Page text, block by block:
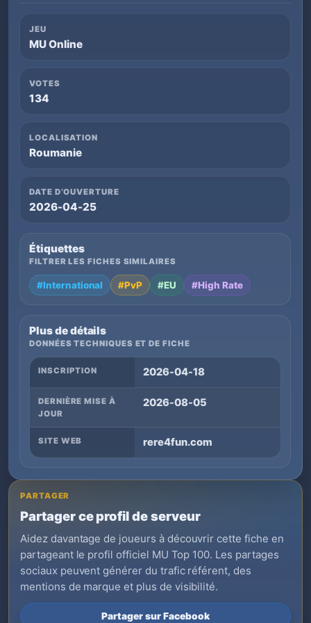
JEU
MU Online
VOTES
134
LOCALISATION
Roumanie
DATE D’OUVERTURE
2026-04-25
Étiquettes
FILTRER LES FICHES SIMILAIRES
#International #PvP #EU #High Rate
Plus de détails
DONNÉES TECHNIQUES ET DE FICHE
INSCRIPTION 2026-04-18
DERNIÈRE MISE À
JOUR
2026-08-05
SITE WEB rere4fun.com
PARTAGER
Partager ce profil de serveur
Aidez davantage de joueurs à découvrir cette fiche en
partageant le profil officiel MU Top 100. Les partages
sociaux peuvent générer du trafic référent, des
mentions de marque et plus de visibilité.
Partager sur Facebook